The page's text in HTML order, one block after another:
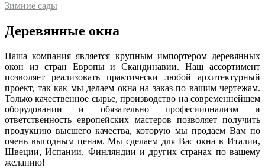
Зимние сады
Деревянные окна
Наша компания является крупным импортером деревянных
окон из стран Европы и Скандинавии. Наш ассортимент
позволяет реализовать практически любой архитектурный
проект, так как мы делаем окна на заказ по вашим чертежам.
Только качественное сырье, производство на современнейшем
оборудовании и обязательно професиионализм и
ответственность европейских мастеров позволяет получить
продукцию высшего качества, которую мы продаем Вам по
очень выгодным ценам. Мы сделаем для Вас окна в Италии,
Швеции, Испании, Финляндии и других странах по вашему
желанию!